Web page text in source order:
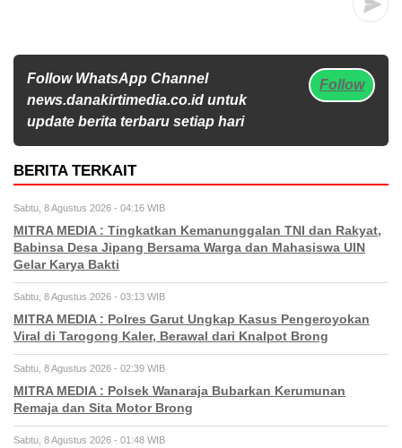
Follow WhatsApp Channel
news.danakirtimedia.co.id untuk
update berita terbaru setiap hari
Follow
BERITA TERKAIT
Sabtu, 8 Agustus 2026 - 04:16 WIB
MITRA MEDIA : Tingkatkan Kemanunggalan TNI dan Rakyat,
Babinsa Desa Jipang Bersama Warga dan Mahasiswa UIN
Gelar Karya Bakti
Sabtu, 8 Agustus 2026 - 03:13 WIB
MITRA MEDIA : Polres Garut Ungkap Kasus Pengeroyokan
Viral di Tarogong Kaler, Berawal dari Knalpot Brong
Sabtu, 8 Agustus 2026 - 02:39 WIB
MITRA MEDIA : Polsek Wanaraja Bubarkan Kerumunan
Remaja dan Sita Motor Brong
Sabtu, 8 Agustus 2026 - 01:48 WIB